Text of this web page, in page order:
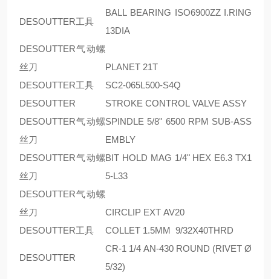
DESOUTTER工具
BALL BEARING ISO6900ZZ I.RING
13DIA
DESOUTTER气动螺
丝刀
PLANET 21T
DESOUTTER工具
SC2-065L500-S4Q
DESOUTTER
STROKE CONTROL VALVE ASSY
DESOUTTER气动螺
丝刀
SPINDLE 5/8" 6500 RPM SUB-ASS
EMBLY
DESOUTTER气动螺
丝刀
BIT HOLD MAG 1/4" HEX E6.3 TX1
5-L33
DESOUTTER气动螺
丝刀
CIRCLIP EXT AV20
DESOUTTER工具
COLLET 1.5MM 9/32X40THRD
DESOUTTER
CR-1 1/4 AN-430 ROUND (RIVET Ø
5/32)